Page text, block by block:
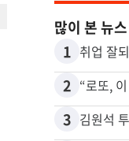
많이 본 뉴스
1 취업 잘
2
3 김원석